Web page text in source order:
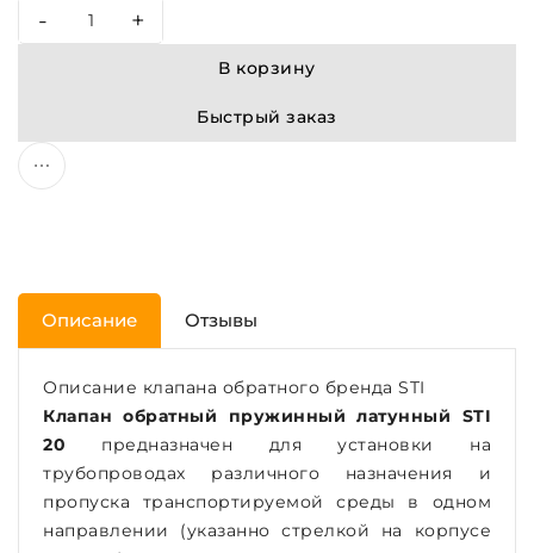
- +
В корзину
Быстрый заказ
Описание Отзывы
Описание клапана обратного бренда STI
Клапан обратный пружинный латунный STI
20 предназначен для установки на
трубопроводах различного назначения и
пропуска транспортируемой среды в одном
направлении (указанно стрелкой на корпусе